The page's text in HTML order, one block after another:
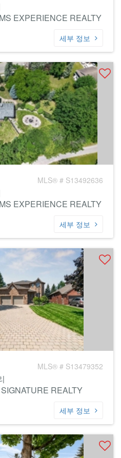
EXPERIENCE REALTY
세부 정보
MLS® # S13492636
EXPERIENCE REALTY
세부 정보
MLS® # S13479352
REALTY
세부 정보